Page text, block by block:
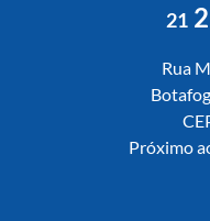
21
Rua
Próximo